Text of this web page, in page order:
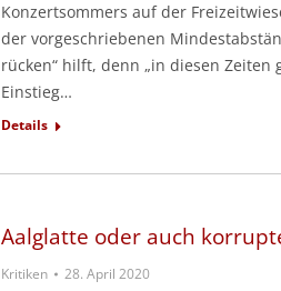
Konzertsommers auf der
der vorgeschriebenen
rücken“ hilft, denn „in diesen
Einstieg…
Details
Aalglatte oder auch
Kritiken 28. April 2020